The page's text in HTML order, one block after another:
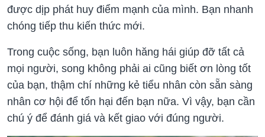
được dịp phát huy điểm mạnh của mình. Bạn nhanh
chóng tiếp thu kiến thức mới.
Trong cuộc sống, bạn luôn hăng hái giúp đỡ tất cả
mọi người, song không phải ai cũng biết ơn lòng tốt
của bạn, thậm chí những kẻ tiểu nhân còn sẵn sàng
nhân cơ hội để tổn hại đến bạn nữa. Vì vậy, bạn cần
chú ý để đánh giá và kết giao với đúng người.